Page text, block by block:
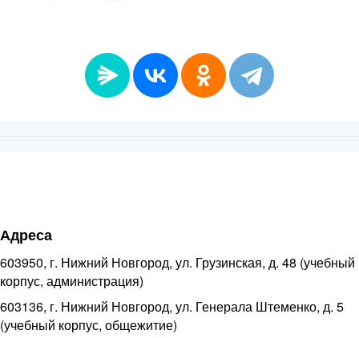
Адреса
603950, г. Нижний Новгород, ул. Грузинская, д. 48 (учебный
корпус, администрация)
603136, г. Нижний Новгород, ул. Генерала Штеменко, д. 5
(учебный корпус, общежитие)